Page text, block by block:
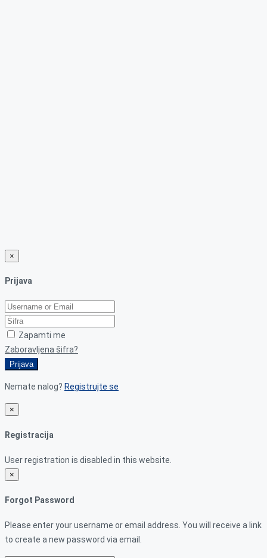
×
Prijava
Zapamti me
Zaboravljena šifra?
Prijava
Nemate nalog? Registrujte se
×
Registracija
User registration is disabled in this website.
×
Forgot Password
Please enter your username or email address. You will receive a link
to create a new password via email.